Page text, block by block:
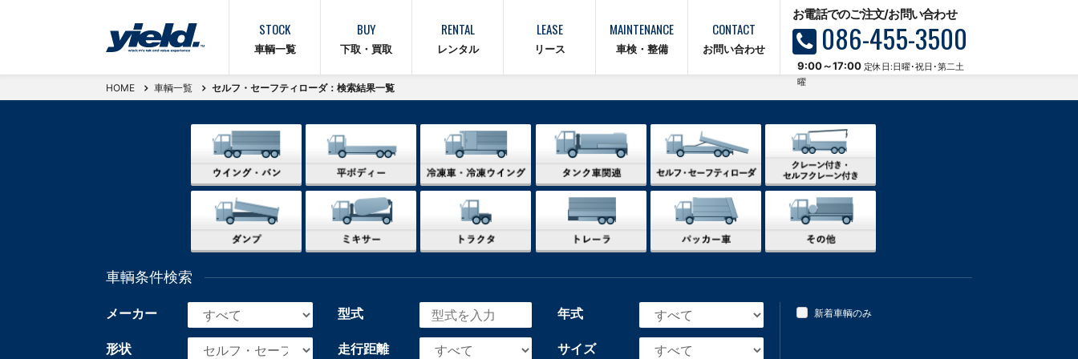
STOCK
車輌一覧
BUY
下取・買取
RENTAL
レンタル
LEASE
リース
MAINTENANCE
車検・整備
CONTACT
お問い合わせ
お電話でのご注文/お問い合わせ
086-455-3500
9:00～17:00 定休日:日曜･祝日･第二土
曜
HOME 車輌一覧 セルフ・セーフティローダ：検索結果一覧
車輌条件検索
メーカー
形状
型式
走行距離
年式
サイズ
新着車輌のみ